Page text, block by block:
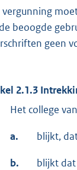
vergunning
beoogde
geen
2.1.3
Het college
a. blijkt,
b. blijkt